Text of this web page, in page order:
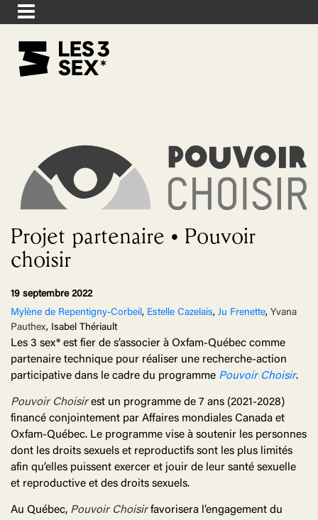
Projet partenaire • Pouvoir
choisir
19 septembre 2022
Mylène de Repentigny-Corbeil, Estelle Cazelais, Ju Frenette, Yvana
Pauthex, Isabel Thériault
Les 3 sex* est fier de s’associer à Oxfam-Québec comme
partenaire technique pour réaliser une recherche-action
participative dans le cadre du programme Pouvoir Choisir.
Pouvoir Choisirest un programme de 7 ans (2021-2028)
financé conjointement par Affaires mondiales Canada et
Oxfam-Québec. Le programme vise à soutenir les personnes
dont les droits sexuels et reproductifs sont les plus limités
afin qu’elles puissent exercer et jouir de leur santé sexuelle
et reproductive et des droits sexuels.
Au Québec, Pouvoir Choisirfavorisera l’engagement du